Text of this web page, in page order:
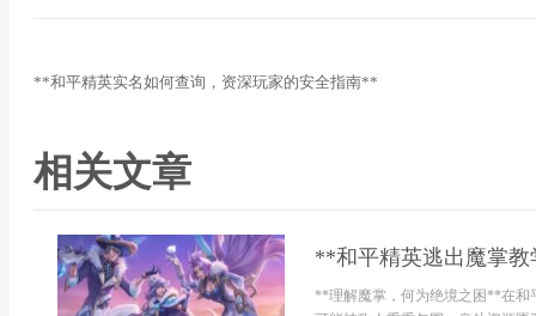
**和平精英实名如何查询，资深玩家的安全指南**
相关文章
**和平精英逃出魔掌
**理解魔掌，何为绝境之困**在和